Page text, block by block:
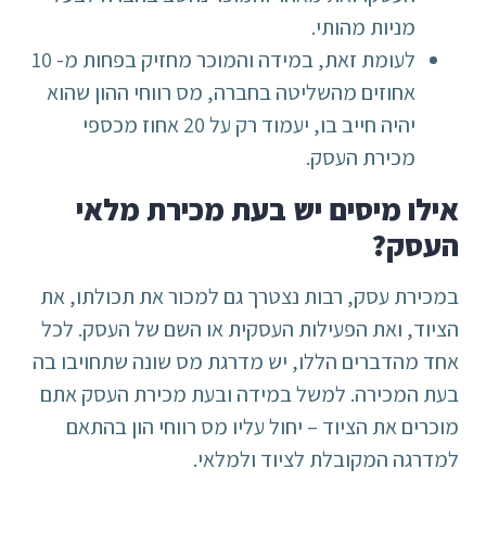
מניות מהותי.
לעומת זאת, במידה והמוכר מחזיק בפחות מ- 10
אחוזים מהשליטה בחברה, מס רווחי ההון שהוא
יהיה חייב בו, יעמוד רק על 20 אחוז מכספי
מכירת העסק.
אילו מיסים יש בעת מכירת מלאי
העסק?
במכירת עסק, רבות נצטרך גם למכור את תכולתו, את
הציוד, ואת הפעילות העסקית או השם של העסק. לכל
אחד מהדברים הללו, יש מדרגת מס שונה שתחויבו בה
בעת המכירה. למשל במידה ובעת מכירת העסק אתם
מוכרים את הציוד – יחול עליו מס רווחי הון בהתאם
למדרגה המקובלת לציוד ולמלאי.